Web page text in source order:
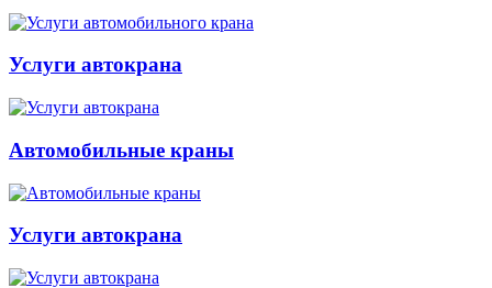
Услуги автокрана
Автомобильные краны
Услуги автокрана